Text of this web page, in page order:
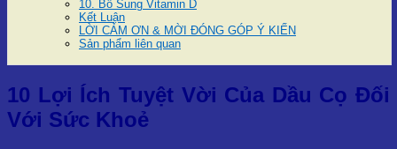
10. Bổ Sung Vitamin D
Kết Luận
LỜI CẢM ƠN & MỜI ĐÓNG GÓP Ý KIẾN
Sản phẩm liên quan
10 Lợi Ích Tuyệt Vời Của Dầu Cọ Đối
Với Sức Khoẻ